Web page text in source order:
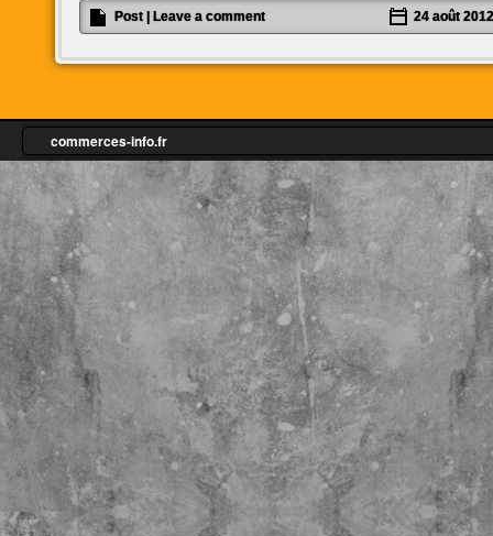
Post Leave a comment 24 août 2012
commerces-info.fr